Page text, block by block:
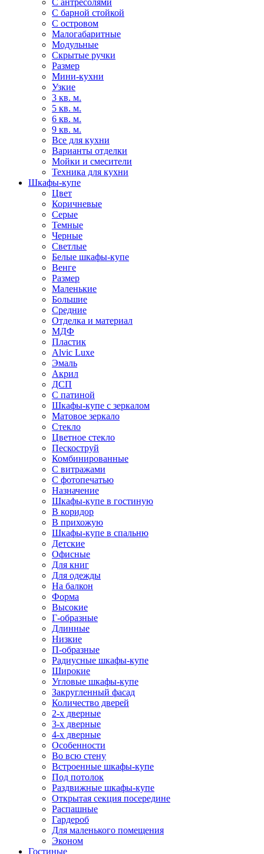
С антресолями
С барной стойкой
С островом
Малогабаритные
Модульные
Скрытые ручки
Размер
Мини-кухни
Узкие
3 кв. м.
5 кв. м.
6 кв. м.
9 кв. м.
Все для кухни
Варианты отделки
Мойки и смесители
Техника для кухни
Шкафы-купе
Цвет
Коричневые
Серые
Темные
Черные
Светлые
Белые шкафы-купе
Венге
Размер
Маленькие
Большие
Средние
Отделка и материал
МДФ
Пластик
Alvic Luxe
Эмаль
Акрил
ДСП
С патиной
Шкафы-купе с зеркалом
Матовое зеркало
Стекло
Цветное стекло
Пескоструй
Комбинированные
С витражами
С фотопечатью
Назначение
Шкафы-купе в гостиную
В коридор
В прихожую
Шкафы-купе в спальню
Детские
Офисные
Для книг
Для одежды
На балкон
Форма
Высокие
Г-образные
Длинные
Низкие
П-образные
Радиусные шкафы-купе
Широкие
Угловые шкафы-купе
Закругленный фасад
Количество дверей
2-х дверные
3-х дверные
4-х дверные
Особенности
Во всю стену
Встроенные шкафы-купе
Под потолок
Раздвижные шкафы-купе
Открытая секция посередине
Распашные
Гардероб
Для маленького помещения
Эконом
Гостиные